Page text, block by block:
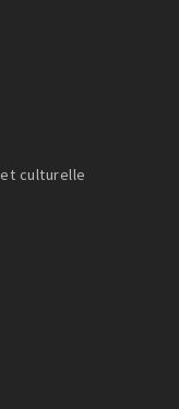
culturelle